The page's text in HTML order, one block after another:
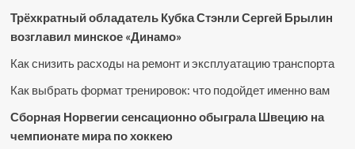
Трёхкратный обладатель Кубка Стэнли Сергей Брылин
возглавил минское «Динамо»
Как снизить расходы на ремонт и эксплуатацию транспорта
Как выбрать формат тренировок: что подойдет именно вам
Сборная Норвегии сенсационно обыграла Швецию на
чемпионате мира по хоккею